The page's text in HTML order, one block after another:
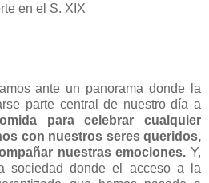
en el S. XIX
ante un panorama donde la
parte central de nuestro día a
para celebrar cualquier
con nuestros seres queridos,
nuestras emociones. Y,
sociedad donde el acceso a la